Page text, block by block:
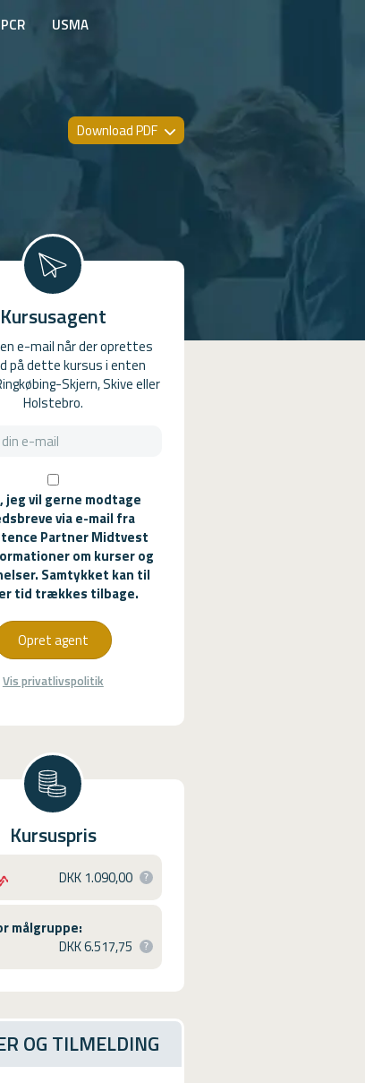
PCR USMA
Download PDF
Kursusagent
e-mail når der oprettes
på dette kursus i enten
Skjern, Skive eller
Holstebro.
jeg vil gerne modtage
via e-mail fra
Partner Midtvest
om kurser og
Samtykket kan til
tid trækkes tilbage.
Opret agent
Vis privatlivspolitik
Kursuspris
DKK 1.090,00
målgruppe:
DKK 6.517,75
OG TILMELDING